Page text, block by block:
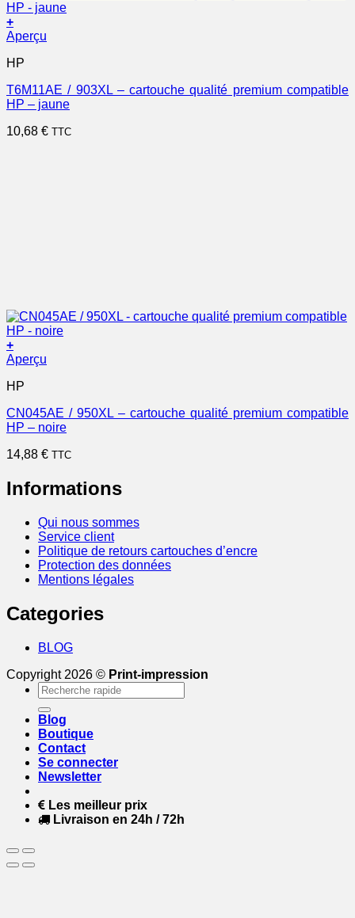
+
Aperçu
HP
T6M11AE / 903XL – cartouche qualité premium compatible
HP – jaune
10,68 € TTC
+
Aperçu
HP
CN045AE / 950XL – cartouche qualité premium compatible
HP – noire
14,88 € TTC
Informations
Qui nous sommes
Service client
Politique de retours cartouches d’encre
Protection des données
Mentions légales
Categories
BLOG
Copyright 2026 © Print-impression
Recherche
pour :
Blog
Boutique
Contact
Se connecter
Newsletter
Les meilleur prix
Livraison en 24h / 72h